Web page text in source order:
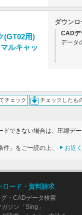
(GT02用)
ルキャッ
ダウンロ
CADデ
データ
チェック チェックしたも
できない場合は、圧縮デ
」をご一読の上、
お近
ロード・資料請求
グ・CADデータ検索
ジン「Sing」